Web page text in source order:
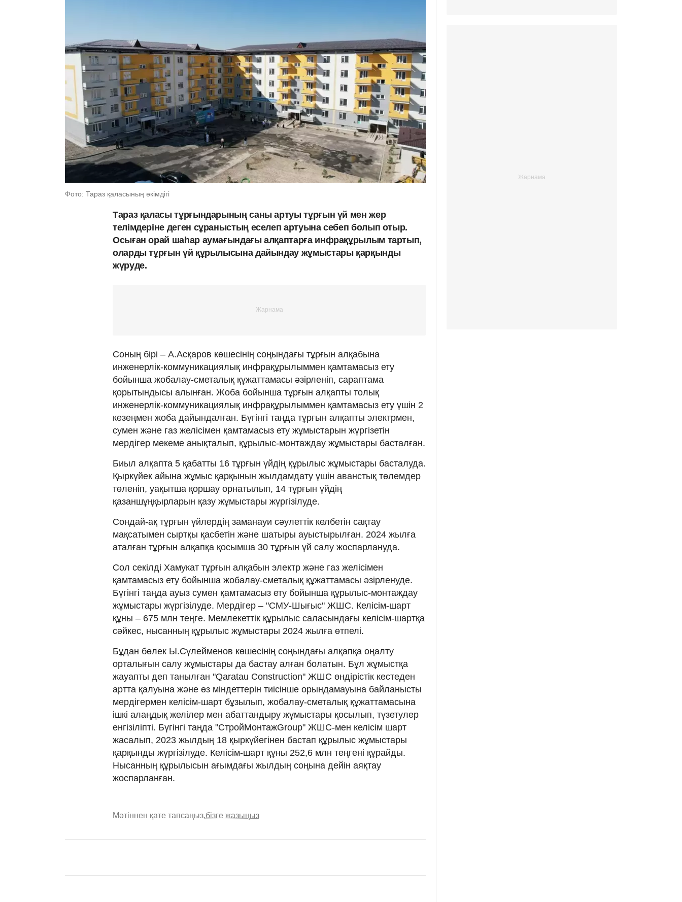
Фото: Тараз қаласының әкімдігі
Тараз қаласы тұрғындарының саны артуы тұрғын үй мен жер
телімдеріне деген сұраныстың еселеп артуына себеп болып отыр.
Осыған орай шаһар аумағындағы алқаптарға инфрақұрылым тартып,
оларды тұрғын үй құрылысына дайындау жұмыстары қарқынды
жүруде.
Соның бірі – А.Асқаров көшесінің соңындағы тұрғын алқабына
инженерлік-коммуникациялық инфрақұрылыммен қамтамасыз ету
бойынша жобалау-сметалық құжаттамасы әзірленіп, сараптама
қорытындысы алынған. Жоба бойынша тұрғын алқапты толық
инженерлік-коммуникациялық инфрақұрылыммен қамтамасыз ету үшін 2
кезеңмен жоба дайындалған. Бүгінгі таңда тұрғын алқапты электрмен,
сумен және газ желісімен қамтамасыз ету жұмыстарын жүргізетін
мердігер мекеме анықталып, құрылыс-монтаждау жұмыстары басталған.
Биыл алқапта 5 қабатты 16 тұрғын үйдің құрылыс жұмыстары басталуда.
Қыркүйек айына жұмыс қарқынын жылдамдату үшін аванстық төлемдер
төленіп, уақытша қоршау орнатылып, 14 тұрғын үйдің
қазаншұңқырларын қазу жұмыстары жүргізілуде.
Сондай-ақ тұрғын үйлердің заманауи сәулеттік келбетін сақтау
мақсатымен сыртқы қасбетін және шатыры ауыстырылған. 2024 жылға
аталған тұрғын алқапқа қосымша 30 тұрғын үй салу жоспарлануда.
Сол секілді Хамукат тұрғын алқабын электр және газ желісімен
қамтамасыз ету бойынша жобалау-сметалық құжаттамасы әзірленуде.
Бүгінгі таңда ауыз сумен қамтамасыз ету бойынша құрылыс-монтаждау
жұмыстары жүргізілуде. Мердігер – "СМУ-Шығыс" ЖШС. Келісім-шарт
құны – 675 млн теңге. Мемлекеттік құрылыс саласындағы келісім-шартқа
сәйкес, нысанның құрылыс жұмыстары 2024 жылға өтпелі.
Бұдан бөлек Ы.Сүлейменов көшесінің соңындағы алқапқа оңалту
орталығын салу жұмыстары да бастау алған болатын. Бұл жұмыстқа
жауапты деп танылған "Qaratau Construction" ЖШС өндірістік кестеден
артта қалуына және өз міндеттерін тиісінше орындамауына байланысты
мердігермен келісім-шарт бұзылып, жобалау-сметалық құжаттамасына
ішкі алаңдық желілер мен абаттандыру жұмыстары қосылып, түзетулер
енгізіліпті. Бүгінгі таңда "СтройМонтажGroup" ЖШС-мен келісім шарт
жасалып, 2023 жылдың 18 қыркүйегінен бастап құрылыс жұмыстары
қарқынды жүргізілуде. Келісім-шарт құны 252,6 млн теңгені құрайды.
Нысанның құрылысын ағымдағы жылдың соңына дейін аяқтау
жоспарланған.
Мәтіннен қате тапсаңыз,бізге жазыңыз